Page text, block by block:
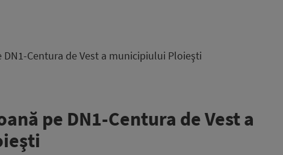
Centura de Vest a municipiului Ploieşti
pe DN1-Centura de Vest a